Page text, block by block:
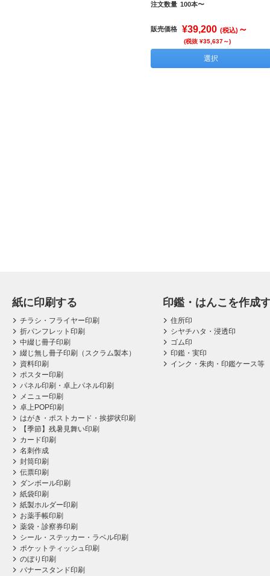
注文数量 100本〜
販売価格 ¥39,200 (税込) ～
(税抜 ¥35,637～)
選択
紙に印刷する
チラシ・フライヤー印刷
折パンフレット印刷
中綴じ冊子印刷
綴じ無し冊子印刷（スクラム製本）
資料印刷
ポスター印刷
パネル印刷・卓上パネル印刷
メニュー印刷
卓上POP印刷
はがき・ポストカード・挨拶状印刷
【季節】残暑見舞い印刷
カード印刷
名刺作成
封筒印刷
伝票印刷
ダンボール印刷
紙袋印刷
紙製ホルダー印刷
お薬手帳印刷
薬袋・診察券印刷
シール・ステッカー・ラベル印刷
ポケットティッシュ印刷
のぼり印刷
バナースタンド印刷
印鑑・はんこを作成
住所印
シヤチハタ・浸透印
ゴム印
印鑑・実印
インク・朱肉・印鑑ケース等